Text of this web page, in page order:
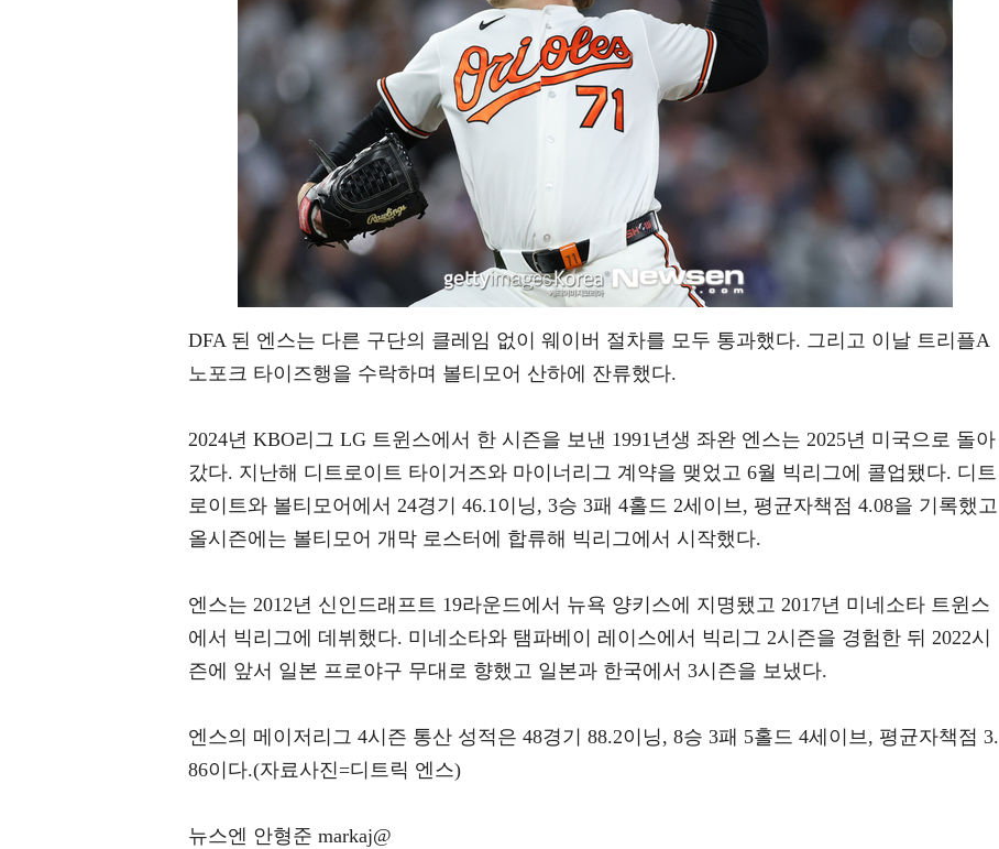
DFA 된 엔스는 다른 구단의 클레임 없이 웨이버 절차를 모두 통과했다. 그리고 이날 트리플A
노포크 타이즈행을 수락하며 볼티모어 산하에 잔류했다.
2024년 KBO리그 LG 트윈스에서 한 시즌을 보낸 1991년생 좌완 엔스는 2025년 미국으로 돌아
갔다. 지난해 디트로이트 타이거즈와 마이너리그 계약을 맺었고 6월 빅리그에 콜업됐다. 디트
로이트와 볼티모어에서 24경기 46.1이닝, 3승 3패 4홀드 2세이브, 평균자책점 4.08을 기록했고
올시즌에는 볼티모어 개막 로스터에 합류해 빅리그에서 시작했다.
엔스는 2012년 신인드래프트 19라운드에서 뉴욕 양키스에 지명됐고 2017년 미네소타 트윈스
에서 빅리그에 데뷔했다. 미네소타와 탬파베이 레이스에서 빅리그 2시즌을 경험한 뒤 2022시
즌에 앞서 일본 프로야구 무대로 향했고 일본과 한국에서 3시즌을 보냈다.
엔스의 메이저리그 4시즌 통산 성적은 48경기 88.2이닝, 8승 3패 5홀드 4세이브, 평균자책점 3.
86이다.(자료사진=디트릭 엔스)
뉴스엔 안형준 markaj@